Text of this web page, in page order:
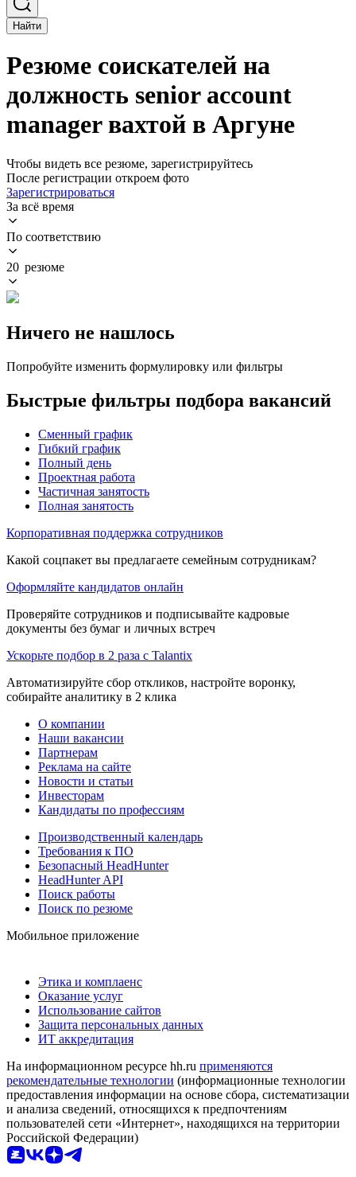
Найти
Резюме соискателей на
должность senior account
manager вахтой в Аргуне
Чтобы видеть все резюме, зарегистрируйтесь
После регистрации откроем фото
Зарегистрироваться
За всё время
По соответствию
20 резюме
Ничего не нашлось
Попробуйте изменить формулировку или фильтры
Быстрые фильтры подбора вакансий
Сменный график
Гибкий график
Полный день
Проектная работа
Частичная занятость
Полная занятость
Корпоративная поддержка сотрудников
Какой соцпакет вы предлагаете семейным сотрудникам?
Оформляйте кандидатов онлайн
Проверяйте сотрудников и подписывайте кадровые
документы без бумаг и личных встреч
Ускорьте подбор в 2 раза с Talantix
Автоматизируйте сбор откликов, настройте воронку,
собирайте аналитику в 2 клика
О компании
Наши вакансии
Партнерам
Реклама на сайте
Новости и статьи
Инвесторам
Кандидаты по профессиям
Производственный календарь
Требования к ПО
Безопасный HeadHunter
HeadHunter API
Поиск работы
Поиск по резюме
Мобильное приложение
Этика и комплаенс
Оказание услуг
Использование сайтов
Защита персональных данных
ИТ аккредитация
На информационном ресурсе hh.ru применяются
рекомендательные технологии (информационные технологии
предоставления информации на основе сбора, систематизации
и анализа сведений, относящихся к предпочтениям
пользователей сети «Интернет», находящихся на территории
Российской Федерации)